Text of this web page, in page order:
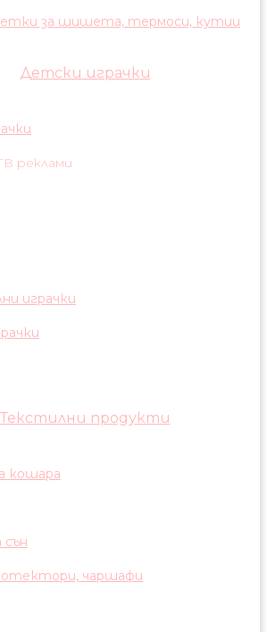
за шишета, термоси, кутии
Детски играчки
реклами
играчки
Текстилни продукти
кошара
сън
чаршафи